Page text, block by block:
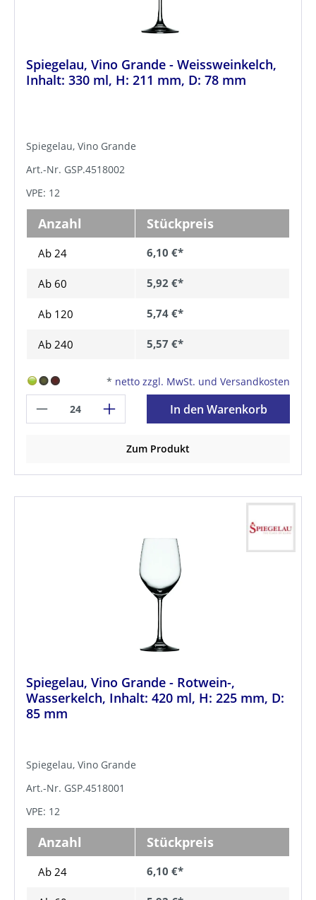
Spiegelau, Vino Grande - Weissweinkelch,
Inhalt: 330 ml, H: 211 mm, D: 78 mm
Spiegelau, Vino Grande
Art.-Nr. GSP.4518002
VPE: 12
Anzahl Stückpreis
Ab 24 6,10 €*
Ab 60 5,92 €*
Ab 120 5,74 €*
Ab 240 5,57 €*
* netto zzgl. MwSt. und Versandkosten
In den Warenkorb
Zum Produkt
Spiegelau, Vino Grande - Rotwein-,
Wasserkelch, Inhalt: 420 ml, H: 225 mm, D:
85 mm
Spiegelau, Vino Grande
Art.-Nr. GSP.4518001
VPE: 12
Anzahl Stückpreis
Ab 24 6,10 €*